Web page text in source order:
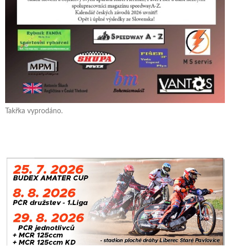
Takřka vyprodáno.